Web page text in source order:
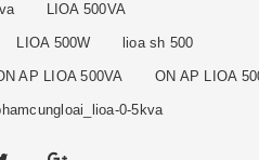
LIOA 500VA
LIOA 500W lioa sh 500
AP LIOA 500VA ON AP LIOA
0-5kva